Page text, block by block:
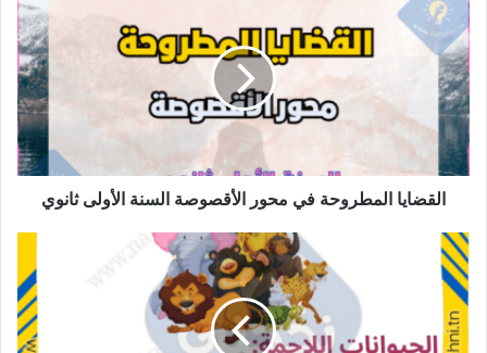
المطروحة
في
محور
الأقصوصة
السنة
الأولى
ثانوي
القضايا المطروحة في محور الأقصوصة السنة الأولى ثانوي
تصنيف
الحيوانات
حسب
نوع
غذائها: